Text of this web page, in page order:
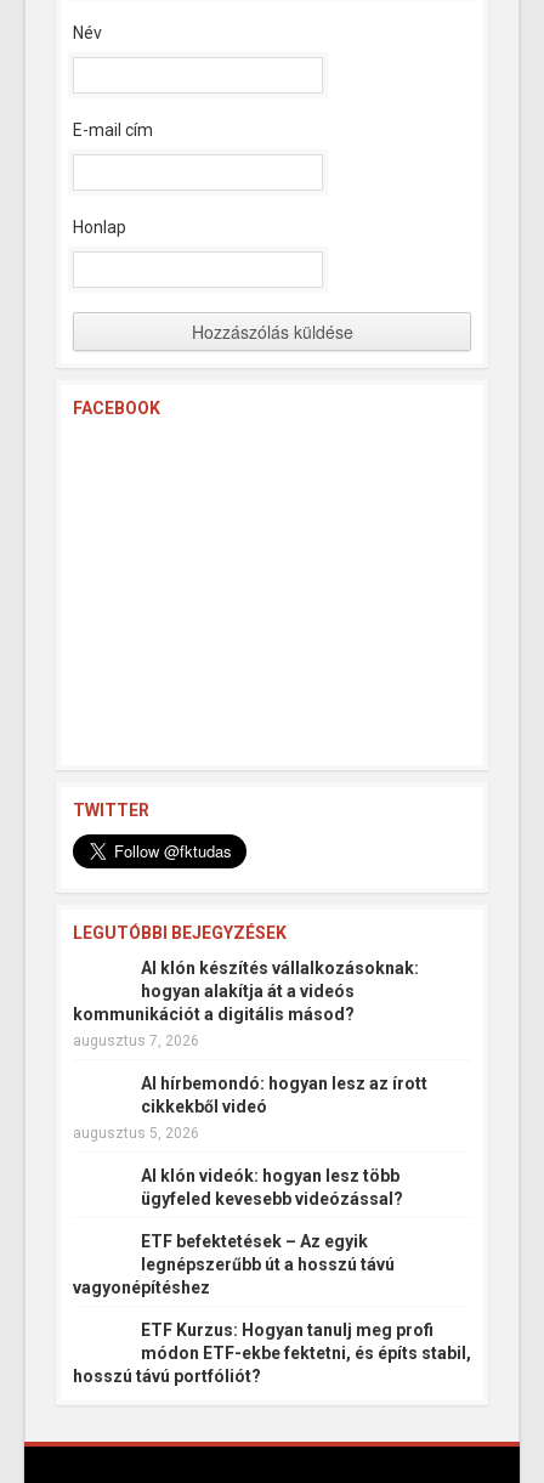
Név
E-mail cím
Honlap
FACEBOOK
TWITTER
LEGUTÓBBI BEJEGYZÉSEK
AI klón készítés vállalkozásoknak:
hogyan alakítja át a videós
kommunikációt a digitális másod?
augusztus 7, 2026
AI hírbemondó: hogyan lesz az írott
cikkekből videó
augusztus 5, 2026
AI klón videók: hogyan lesz több
ügyfeled kevesebb videózással?
ETF befektetések – Az egyik
legnépszerűbb út a hosszú távú
vagyonépítéshez
ETF Kurzus: Hogyan tanulj meg profi
módon ETF-ekbe fektetni, és építs stabil,
hosszú távú portfóliót?